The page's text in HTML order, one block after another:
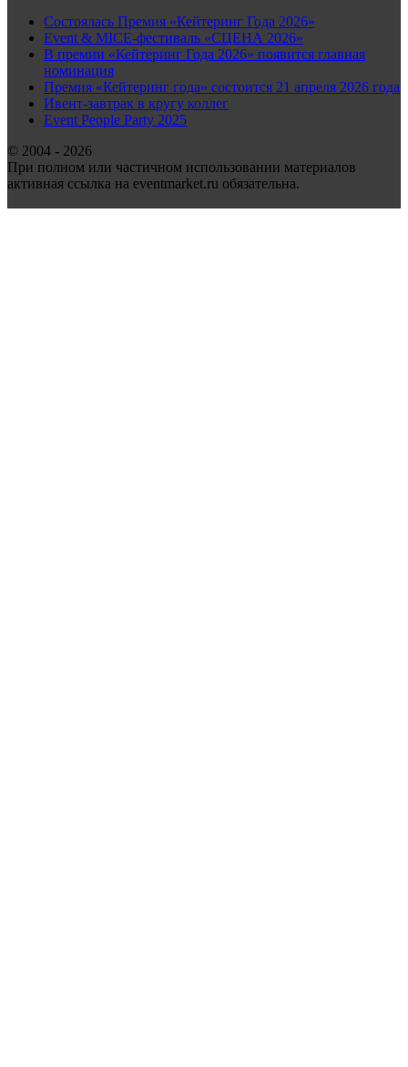
Состоялась Премия «Кейтеринг Года 2026»
Event & MICE-фестиваль «СЦЕНА 2026»
В премии «Кейтеринг Года 2026» появится главная
номинация
Премия «Кейтеринг года» состоится 21 апреля 2026 года
Ивент-завтрак в кругу коллег
Event People Party 2025
© 2004 - 2026
При полном или частичном использовании материалов
активная ссылка на eventmarket.ru обязательна.